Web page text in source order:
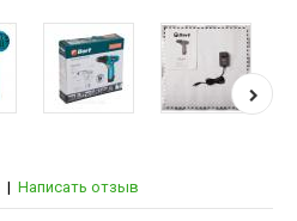
| Написать отзыв